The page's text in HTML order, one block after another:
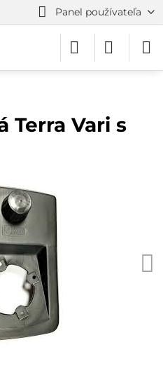
Panel používateľa
Terra Vari s